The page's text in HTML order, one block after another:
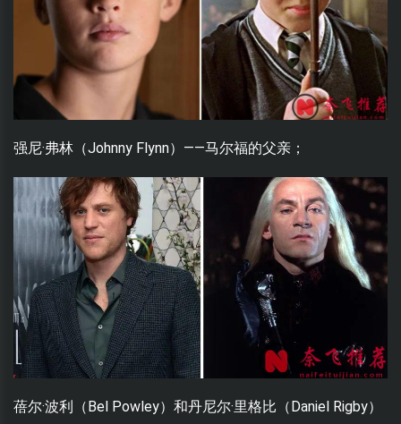
强尼·弗林（Johnny Flynn）——马尔福的父亲；
蓓尔·波利（Bel Powley）和丹尼尔·里格比（Daniel Rigby）